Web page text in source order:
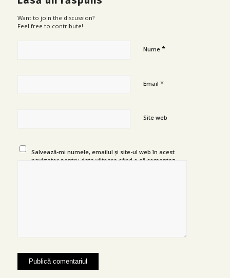
Want to join the discussion?
Feel free to contribute!
Nume *
Email *
Site web
Salvează-mi numele, emailul și site-ul web în acest
navigator pentru data viitoare când o să comentez.